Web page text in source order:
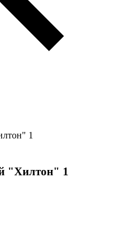
"Хилтон" 1